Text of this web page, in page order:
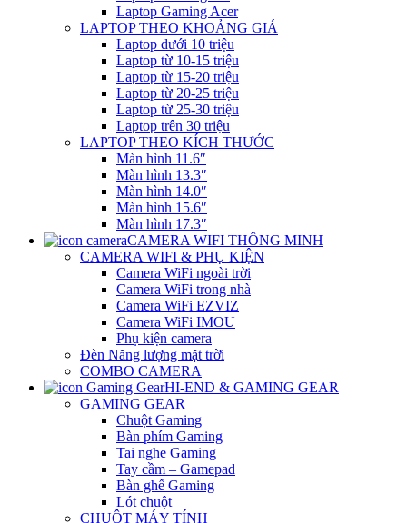
Laptop Gaming Acer
LAPTOP THEO KHOẢNG GIÁ
Laptop dưới 10 triệu
Laptop từ 10-15 triệu
Laptop từ 15-20 triệu
Laptop từ 20-25 triệu
Laptop từ 25-30 triệu
Laptop trên 30 triệu
LAPTOP THEO KÍCH THƯỚC
Màn hình 11.6″
Màn hình 13.3″
Màn hình 14.0″
Màn hình 15.6″
Màn hình 17.3″
CAMERA WIFI THÔNG MINH
CAMERA WIFI & PHỤ KIỆN
Camera WiFi ngoài trời
Camera WiFi trong nhà
Camera WiFi EZVIZ
Camera WiFi IMOU
Phụ kiện camera
Đèn Năng lượng mặt trời
COMBO CAMERA
HI-END & GAMING GEAR
GAMING GEAR
Chuột Gaming
Bàn phím Gaming
Tai nghe Gaming
Tay cầm – Gamepad
Bàn ghế Gaming
Lót chuột
CHUỘT MÁY TÍNH